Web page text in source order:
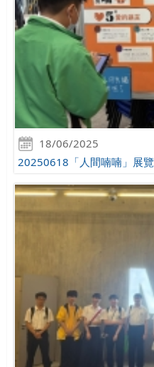
18/06/2025
20250618「人間喃喃」展覽